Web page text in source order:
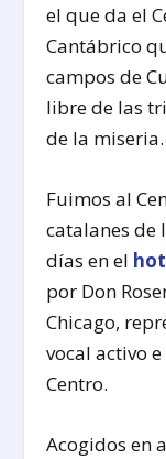
el que da el
Cantábrico
campos de
libre de las
de la miseria.
Fuimos al
catalanes de
días en el
por Don
Chicago,
vocal activo
Centro.
Acogidos en